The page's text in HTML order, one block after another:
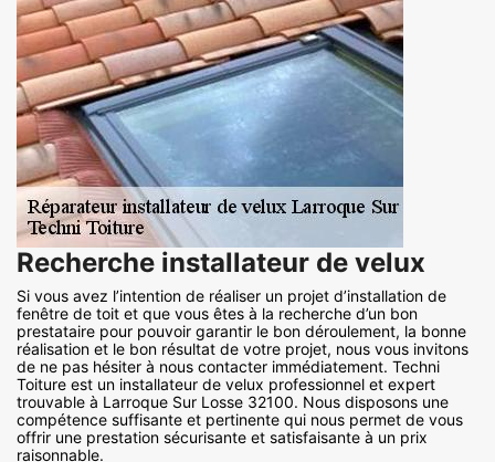
Recherche installateur de velux
Si vous avez l’intention de réaliser un projet d’installation de
fenêtre de toit et que vous êtes à la recherche d’un bon
prestataire pour pouvoir garantir le bon déroulement, la bonne
réalisation et le bon résultat de votre projet, nous vous invitons
de ne pas hésiter à nous contacter immédiatement. Techni
Toiture est un installateur de velux professionnel et expert
trouvable à Larroque Sur Losse 32100. Nous disposons une
compétence suffisante et pertinente qui nous permet de vous
offrir une prestation sécurisante et satisfaisante à un prix
raisonnable.